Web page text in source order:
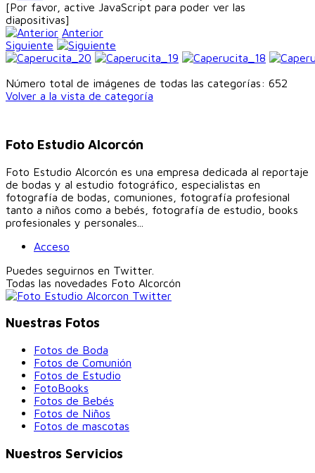
[Por favor, active JavaScript para poder ver las
diapositivas]
Anterior
Siguiente
Número total de imágenes de todas las categorías: 652
Volver a la vista de categoría
Foto Estudio Alcorcón
Foto Estudio Alcorcón es una empresa dedicada al reportaje
de bodas y al estudio fotográfico, especialistas en
fotografía de bodas, comuniones, fotografía profesional
tanto a niños como a bebés, fotografía de estudio, books
profesionales y personales...
Acceso
Puedes seguirnos en Twitter.
Todas las novedades Foto Alcorcón
Nuestras Fotos
Fotos de Boda
Fotos de Comunión
Fotos de Estudio
FotoBooks
Fotos de Bebés
Fotos de Niños
Fotos de mascotas
Nuestros Servicios